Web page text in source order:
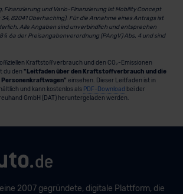
Finanzierung und Vario-Finanzierung ist Mobility Concept
34, 82041 Oberhaching). Für die Annahme eines Antrags ist
Alle Angaben sind unverbindlich und entsprechen
§ 6a der Preisangabenverordnung (PAngV) Abs. 4 und sind
Kraftstoffverbrauch und den CO₂-Emissionen
du den "Leitfaden über den Kraftstoffverbrauch und die
Personenkraftwagen" einsehen. Dieser Leitfaden ist in
und kann kostenlos als PDF-Download bei der
GmbH (DAT) heruntergeladen werden.
2007 gegründete, digitale Plattform, die